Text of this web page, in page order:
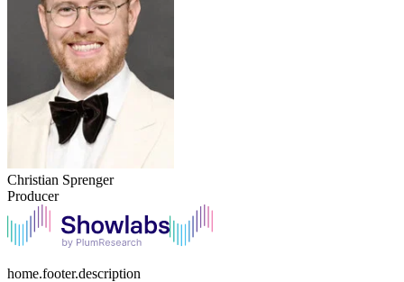
Christian Sprenger
Producer
home.footer.description